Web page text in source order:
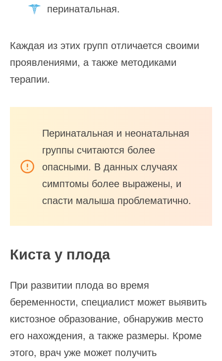
перинатальная.
Каждая из этих групп отличается своими
проявлениями, а также методиками
терапии.
Перинатальная и неонатальная
группы считаются более
опасными. В данных случаях
симптомы более выражены, и
спасти малыша проблематично.
Киста у плода
При развитии плода во время
беременности, специалист может выявить
кистозное образование, обнаружив место
его нахождения, а также размеры. Кроме
этого, врач уже может получить